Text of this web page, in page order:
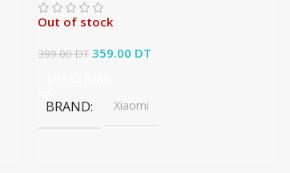
Out of stock
399.00DT Le prix initial était : 399.00 DT.
359.00 DT
BRAND Xiaomi